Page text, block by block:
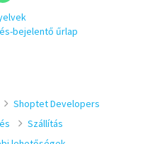
Shoptet Developers
Szállítás
bejelentő űrlap